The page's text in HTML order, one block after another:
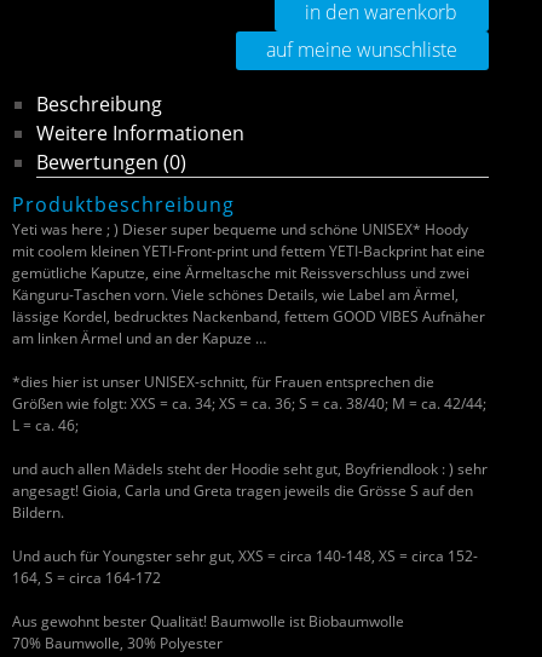
in den warenkorb
auf meine wunschliste
Beschreibung
Weitere Informationen
Bewertungen (0)
Produktbeschreibung
Yeti was here ; ) Dieser super bequeme und schöne UNISEX* Hoody
mit coolem kleinen YETI-Front-print und fettem YETI-Backprint hat eine
gemütliche Kaputze, eine Ärmeltasche mit Reissverschluss und zwei
Känguru-Taschen vorn. Viele schönes Details, wie Label am Ärmel,
lässige Kordel, bedrucktes Nackenband, fettem GOOD VIBES Aufnäher
am linken Ärmel und an der Kapuze …
*dies hier ist unser UNISEX-schnitt, für Frauen entsprechen die
Größen wie folgt: XXS = ca. 34; XS = ca. 36; S = ca. 38/40; M = ca. 42/44;
L = ca. 46;
und auch allen Mädels steht der Hoodie seht gut, Boyfriendlook : ) sehr
angesagt! Gioia, Carla und Greta tragen jeweils die Grösse S auf den
Bildern.
Und auch für Youngster sehr gut, XXS = circa 140-148, XS = circa 152-
164, S = circa 164-172
Aus gewohnt bester Qualität! Baumwolle ist Biobaumwolle
70% Baumwolle, 30% Polyester